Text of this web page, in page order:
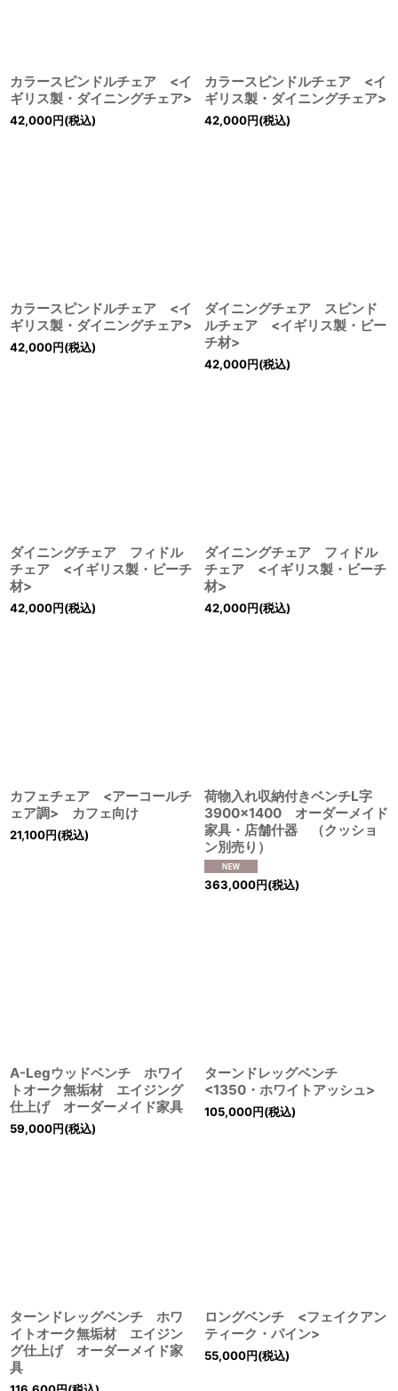
カラースピンドルチェア <イ
ギリス製・ダイニングチェア>
42,000円(税込)
カラースピンドルチェア <イ
ギリス製・ダイニングチェア>
42,000円(税込)
カラースピンドルチェア <イ
ギリス製・ダイニングチェア>
42,000円(税込)
ダイニングチェア スピンド
ルチェア <イギリス製・ビー
チ材>
42,000円(税込)
ダイニングチェア フィドル
チェア <イギリス製・ビーチ
材>
42,000円(税込)
ダイニングチェア フィドル
チェア <イギリス製・ビーチ
材>
42,000円(税込)
カフェチェア <アーコールチ
ェア調> カフェ向け
21,100円(税込)
荷物入れ収納付きベンチL字
3900×1400 オーダーメイド
家具・店舗什器 （クッショ
ン別売り）
363,000円(税込)
A-Legウッドベンチ ホワイ
トオーク無垢材 エイジング
仕上げ オーダーメイド家具
59,000円(税込)
ターンドレッグベンチ
<1350・ホワイトアッシュ>
105,000円(税込)
ターンドレッグベンチ ホワ
イトオーク無垢材 エイジン
グ仕上げ オーダーメイド家
具
ロングベンチ <フェイクアン
ティーク・パイン>
55,000円(税込)